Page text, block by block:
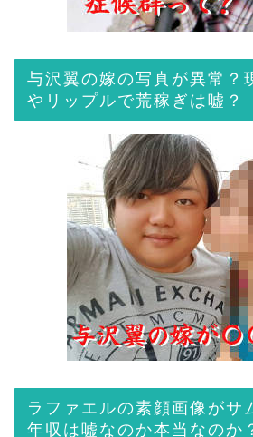
与沢翼の嫁の写真が異常？
やリップルで荒稼ぎは嘘？
ラファエルの素顔画像がサ
年収は嘘なのか本当なのか